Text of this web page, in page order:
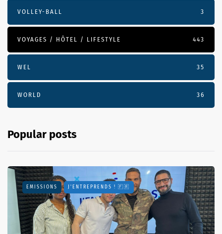
VOLLEY-BALL 3
VOYAGES / HÔTEL / LIFESTYLE 443
WEL 35
WORLD 36
Popular posts
EMISSIONS J'ENTREPRENDS ! 🇫🇷